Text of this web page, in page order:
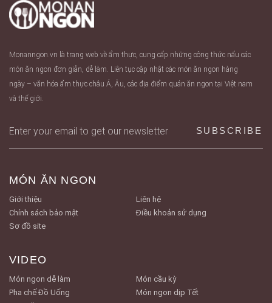
Monanngon.vn là trang web về ẩm thực, cung cấp những công thức nấu các
món ăn ngon đơn giản, dễ làm. Liên tục cập nhật các món ăn ngon hàng
ngày – văn hóa ẩm thực châu Á, Âu, các địa điểm quán ăn ngon tại Việt nam
và thế giới.
MÓN ĂN NGON
Giới thiệu
Liên hệ
Chính sách bảo mật
Điều khoản sử dụng
Sơ đồ site
VIDEO
Món ngon dễ làm
Món cầu kỳ
Pha chế Đồ Uống
Món ngon dịp Tết